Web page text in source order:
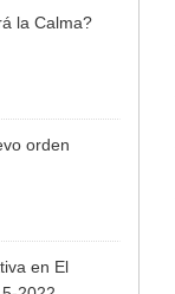
la Calma?
orden
en El